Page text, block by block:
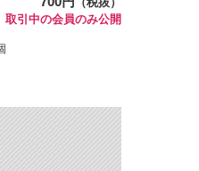
（税抜）
取引中の会員のみ公開